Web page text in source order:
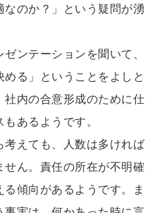
のか？」という疑問が湧
ンテーションを聞いて、
る」ということをよしと
社内の合意形成のために仕
あるようです。
考えても、人数は多ければ
ん。責任の所在が不明確
傾向があるようです。ま